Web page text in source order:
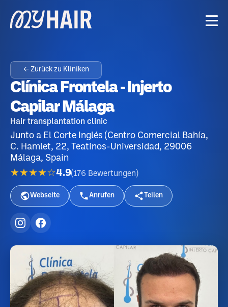
← Zurück zu Kliniken
Clínica Frontela - Injerto
Capilar Málaga
Hair transplantation clinic
Junto a El Corte Inglés (Centro Comercial Bahía,
C. Hamlet, 22, Teatinos-Universidad, 29006
Málaga, Spain
★★★★☆4.9(176 Bewertungen )
Webseite Anrufen Teilen